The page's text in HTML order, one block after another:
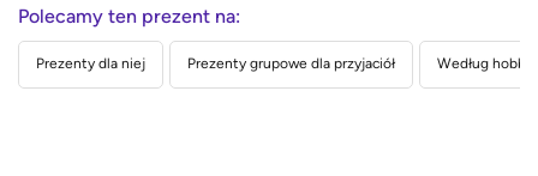
Polecamy ten prezent na:
Prezenty dla niej Prezenty grupowe dla przyjaciół Według hobby